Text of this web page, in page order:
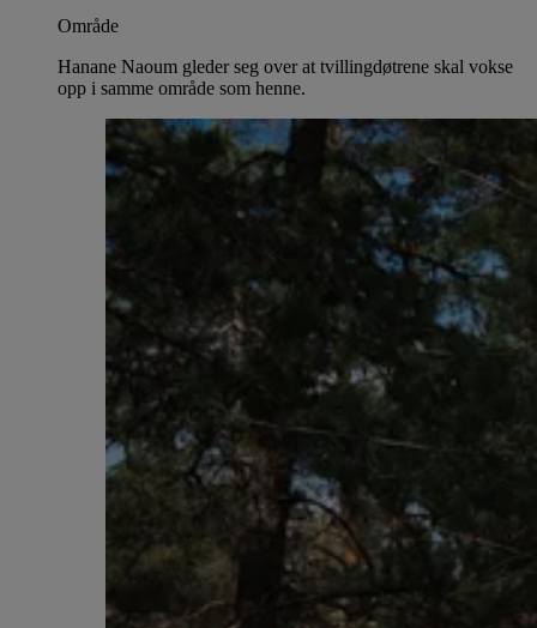
Område
Hanane Naoum gleder seg over at tvillingdøtrene skal vokse
opp i samme område som henne.